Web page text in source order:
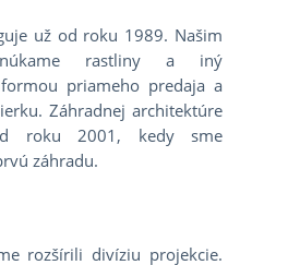
už od roku 1989. Našim
rastliny a iný
priameho predaja a
Záhradnej architektúre
roku 2001, kedy sme
záhradu.
rozšírili divíziu projekcie.